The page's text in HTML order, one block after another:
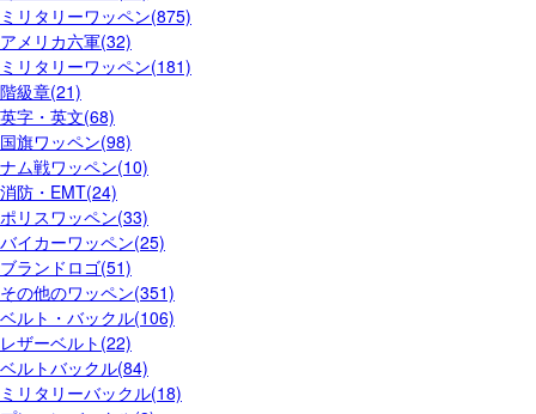
ミリタリーワッペン(875)
アメリカ六軍(32)
ミリタリーワッペン(181)
階級章(21)
英字・英文(68)
国旗ワッペン(98)
ナム戦ワッペン(10)
消防・EMT(24)
ポリスワッペン(33)
バイカーワッペン(25)
ブランドロゴ(51)
その他のワッペン(351)
ベルト・バックル(106)
レザーベルト(22)
ベルトバックル(84)
ミリタリーバックル(18)